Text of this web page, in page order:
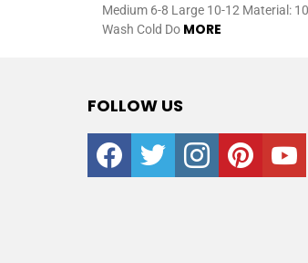
Medium 6-8 Large 10-12 Material:
Wash Cold Do MORE
FOLLOW US
facebooktwitter instagrampinterest